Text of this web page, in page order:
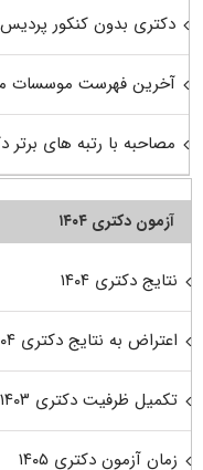
دکتری بدون کنکور پردیس
آخرین فهرست موسسات
مصاحبه با رتبه های برتر
آزمون دکتری ۱۴۰۴
نتایج دکتری ۱۴۰۴
اعتراض به نتایج دکتری ۱۴۰۴
تکمیل ظرفیت دکتری ۱۴۰۳
زمان آزمون دکتری ۱۴۰۵